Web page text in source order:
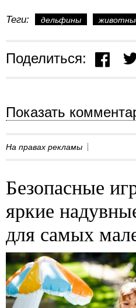
Теги: дельфины
Поделиться:
Показать
На правах рекламы
Безопасные
яркие
для самых